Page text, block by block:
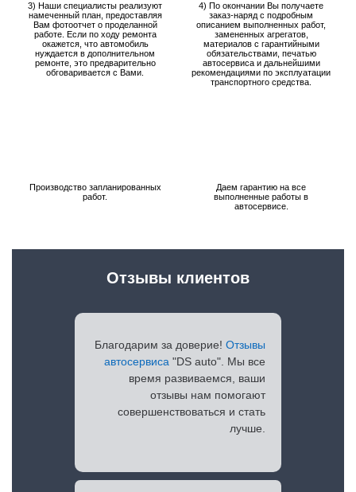
3) Наши специалисты реализуют
намеченный план, предоставляя
Вам фотоотчет о проделанной
работе. Если по ходу ремонта
окажется, что автомобиль
нуждается в дополнительном
ремонте, это предварительно
обговаривается с Вами.
4) По окончании Вы получаете
заказ-наряд с подробным
описанием выполненных работ,
замененных агрегатов,
материалов с гарантийными
обязательствами, печатью
автосервиса и дальнейшими
рекомендациями по эксплуатации
транспортного средства.
Производство запланированных
работ.
Даем гарантию на все
выполненные работы в
автосервисе.
Благодарим за доверие! Отзывы
автосервиса "DS auto". Мы все
время развиваемся, ваши
отзывы нам помогают
совершенствоваться и стать
лучше.
Отзывы клиентов